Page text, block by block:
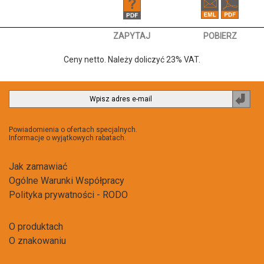
ZAPYTAJ POBIERZ
Ceny netto. Należy doliczyć 23% VAT.
Powiadomienia o ofertach specjalnych.
Informacje o wyjątkowych rabatach.
Jak zamawiać
Ogólne Warunki Współpracy
Polityka prywatności - RODO
O produktach
O znakowaniu